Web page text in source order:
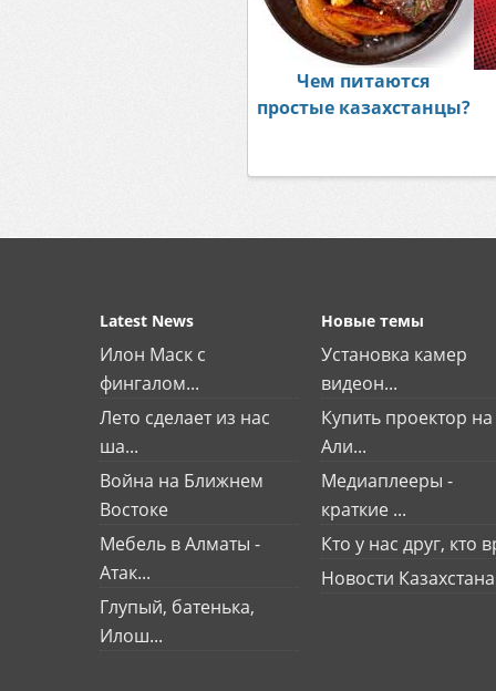
Чем питаются
простые казахстанцы?
Latest News
Илон Маск с
фингалом...
Лето сделает из нас
ша...
Война на Ближнем
Востоке
Мебель в Алматы -
Атак...
Глупый, батенька,
Илош...
Новые темы
Установка камер
видеон...
Купить проектор на
Али...
Медиаплееры -
краткие ...
Кто у нас друг, кто
Новости Казахстана